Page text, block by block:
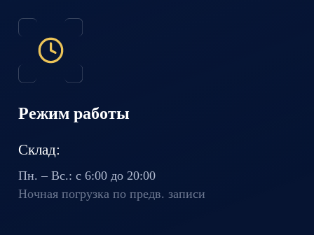
Режим работы
Склад:
Пн. – Вс.: с 6:00 до 20:00
Ночная погрузка по предв. записи